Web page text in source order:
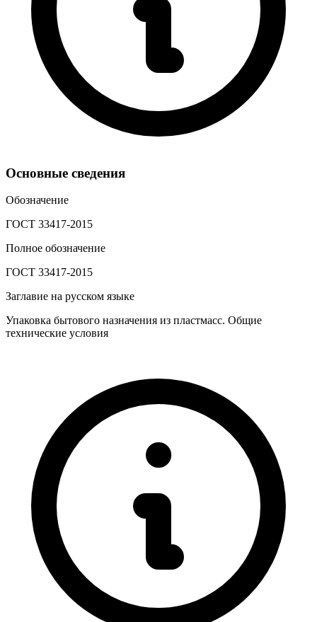
Основные сведения
Обозначение
ГОСТ 33417-2015
Полное обозначение
ГОСТ 33417-2015
Заглавие на русском языке
Упаковка бытового назначения из пластмасс. Общие
технические условия